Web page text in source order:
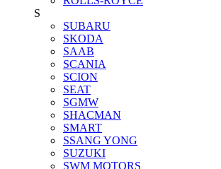
S
SUBARU
SKODA
SAAB
SCANIA
SCION
SEAT
SGMW
SHACMAN
SMART
SSANG YONG
SUZUKI
SWM MOTORS